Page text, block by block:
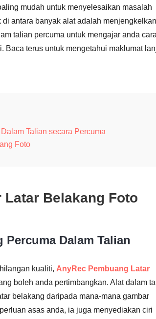
mudah untuk menyelesaikan masalah
antara banyak alat adalah
talian percuma untuk mengajar anda
Baca terus untuk mengetahui maklumat
Talian secara Percuma
Foto
Latar Belakang Foto
Percuma Dalam Talian
kualiti, AnyRec Pembuang Latar
boleh anda pertimbangkan. Alat dalam
belakang daripada mana-mana gambar
asas anda, ia juga menyediakan ciri